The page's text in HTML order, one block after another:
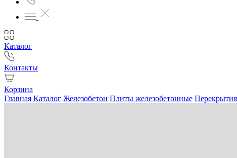
Каталог
Контакты
Корзина
Главная Каталог Железобетон Плиты железобетонные Перекрытия